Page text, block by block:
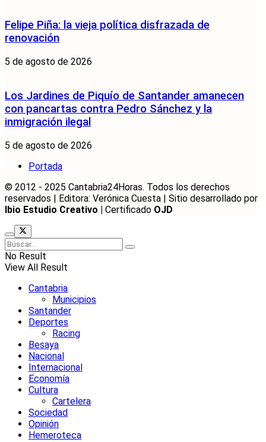
Felipe Piña: la vieja política disfrazada de
renovación
5 de agosto de 2026
Los Jardines de Piquío de Santander amanecen
con pancartas contra Pedro Sánchez y la
inmigración ilegal
5 de agosto de 2026
Portada
© 2012 - 2025 Cantabria24Horas. Todos los derechos
reservados | Editora: Verónica Cuesta | Sitio desarrollado por
Ibio Estudio Creativo | Certificado OJD
No Result
View All Result
Cantabria
Municipios
Santander
Deportes
Racing
Besaya
Nacional
Internacional
Economía
Cultura
Cartelera
Sociedad
Opinión
Hemeroteca